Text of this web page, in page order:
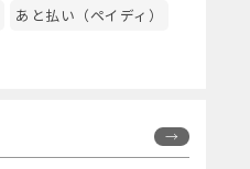
あと払い（ペイディ）